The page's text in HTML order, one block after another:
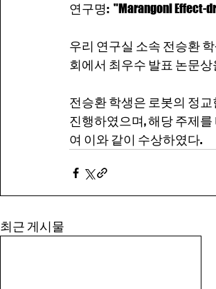
연구명:  "Marangoni Effect-
우리 연구실 소속 전승환
회에서 최우수 발표 논문
전승환 학생은 로봇의 정
진행하였으며, 해당 주제를
여 이와 같이 수상하였다.
최근 게시물